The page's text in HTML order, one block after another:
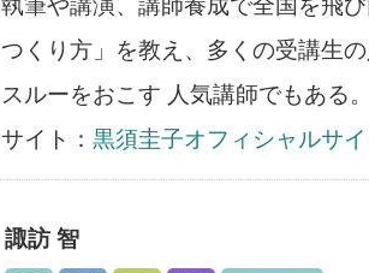
執筆や講演、講師養成で全国を飛
つくり方」を教え、多くの受講生
スルーをおこす 人気講師でもある
サイト： 黒須圭子オフィシャルサ
諏訪 智